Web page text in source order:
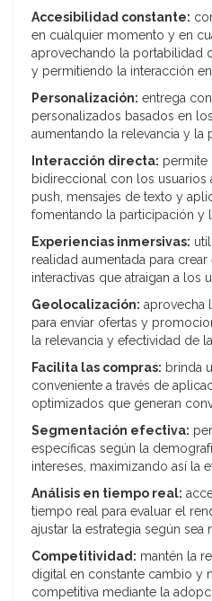
Accesibilidad constante:
en cualquier momento y en
aprovechando la portabilidad
y permitiendo la interacción
Personalización: entrega
personalizados basados ​​en
aumentando la relevancia y la
Interacción directa: permite
bidireccional con los usuarios
push, mensajes de texto y
fomentando la participación y
Experiencias inmersivas:
realidad aumentada para
interactivas que atraigan a los
Geolocalización: aprovecha
para enviar ofertas y
la relevancia y efectividad de
Facilita las compras: brinda
conveniente a través de
optimizados que generan
Segmentación efectiva:
específicas según la
intereses, maximizando así la
Análisis en tiempo real:
tiempo real para evaluar el
ajustar la estrategia según sea
Competitividad: mantén la
digital en constante cambio y
competitiva mediante la